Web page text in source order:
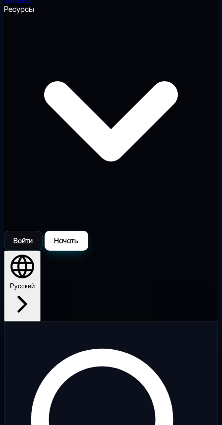
Ресурсы
Войти Начать
Русский